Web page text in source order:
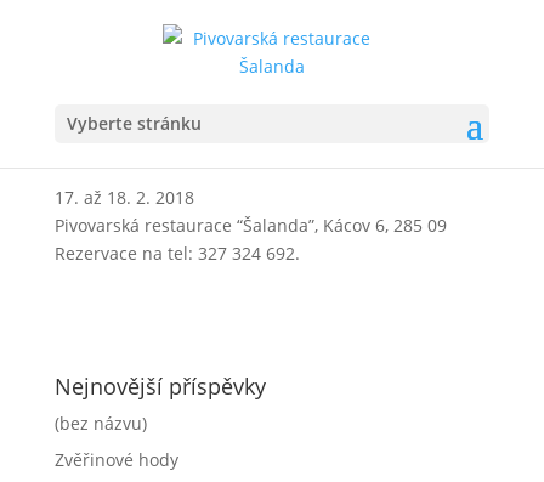
Vyberte stránku
VALENTÝNSKÉ STEAKOVÉ HODY
17. až 18. 2. 2018
Pivovarská restaurace “Šalanda”, Kácov 6, 285 09
Rezervace na tel: 327 324 692.
Nejnovější příspěvky
(bez názvu)
Zvěřinové hody